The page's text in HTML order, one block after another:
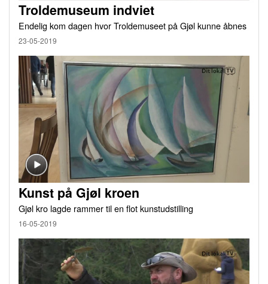
Troldemuseum indviet
Endelig kom dagen hvor Troldemuseet på Gjøl kunne åbnes
23-05-2019
Kunst på Gjøl kroen
Gjøl kro lagde rammer til en flot kunstudstilling
16-05-2019